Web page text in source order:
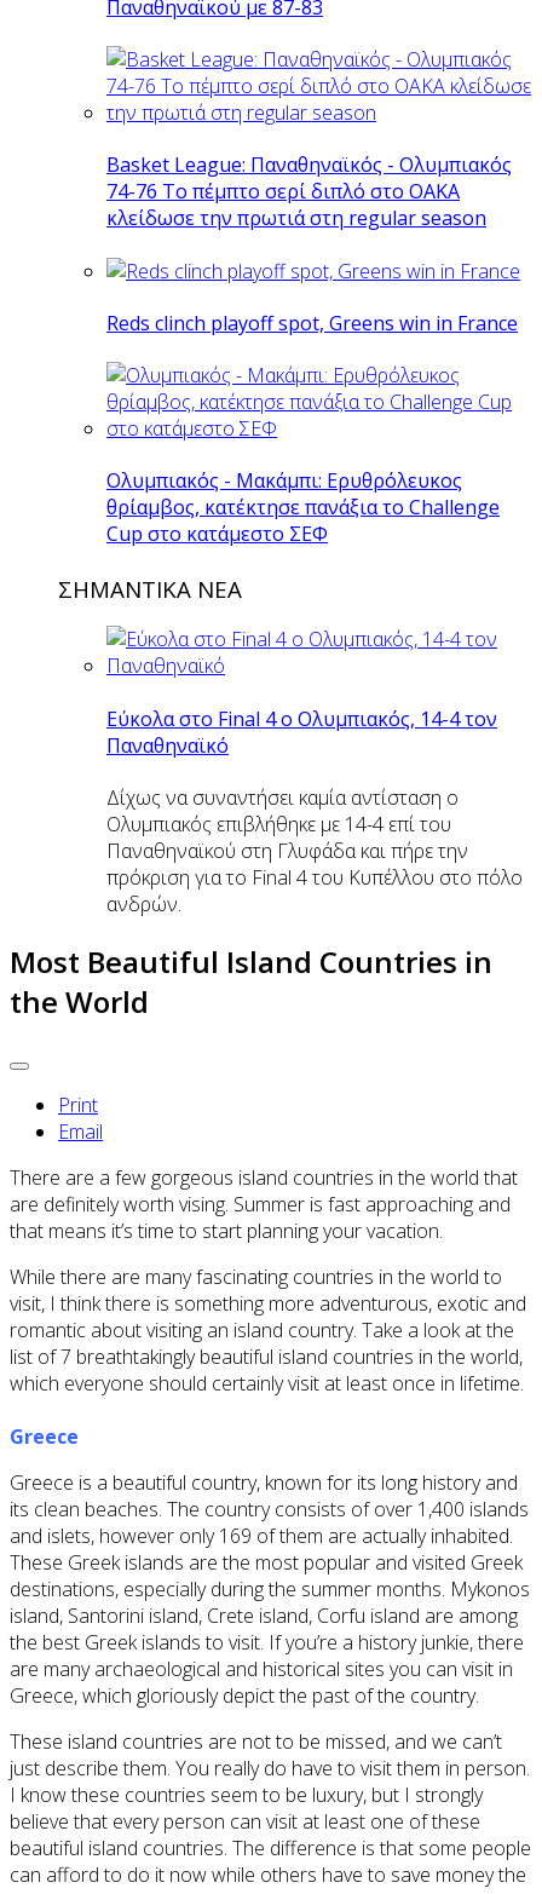
Παναθηναϊκού με 87-83
Basket League: Παναθηναϊκός - Ολυμπιακός
74-76 Το πέμπτο σερί διπλό στο ΟΑΚΑ
κλείδωσε την πρωτιά στη regular season
Reds clinch playoff spot, Greens win in France
Ολυμπιακός - Μακάμπι: Ερυθρόλευκος
θρίαμβος, κατέκτησε πανάξια το Challenge
Cup στο κατάμεστο ΣΕΦ
ΣΗΜΑΝΤΙΚΑ ΝΕΑ
Εύκολα στο Final 4 ο Ολυμπιακός, 14-4 τον
Παναθηναϊκό
Δίχως να συναντήσει καμία αντίσταση ο
Ολυμπιακός επιβλήθηκε με 14-4 επί του
Παναθηναϊκού στη Γλυφάδα και πήρε την
πρόκριση για το Final 4 του Κυπέλλου στο πόλο
ανδρών.
Most Beautiful Island Countries in
the World
Print
Email
There are a few gorgeous island countries in the world that
are definitely worth vising. Summer is fast approaching and
that means it’s time to start planning your vacation.
While there are many fascinating countries in the world to
visit, I think there is something more adventurous, exotic and
romantic about visiting an island country. Take a look at the
list of 7 breathtakingly beautiful island countries in the world,
which everyone should certainly visit at least once in lifetime.
Greece
Greece is a beautiful country, known for its long history and
its clean beaches. The country consists of over 1,400 islands
and islets, however only 169 of them are actually inhabited.
These Greek islands are the most popular and visited Greek
destinations, especially during the summer months. Mykonos
island, Santorini island, Crete island, Corfu island are among
the best Greek islands to visit. If you’re a history junkie, there
are many archaeological and historical sites you can visit in
Greece, which gloriously depict the past of the country.
These island countries are not to be missed, and we can’t
just describe them. You really do have to visit them in person.
I know these countries seem to be luxury, but I strongly
believe that every person can visit at least one of these
beautiful island countries. The difference is that some people
can afford to do it now while others have to save money the